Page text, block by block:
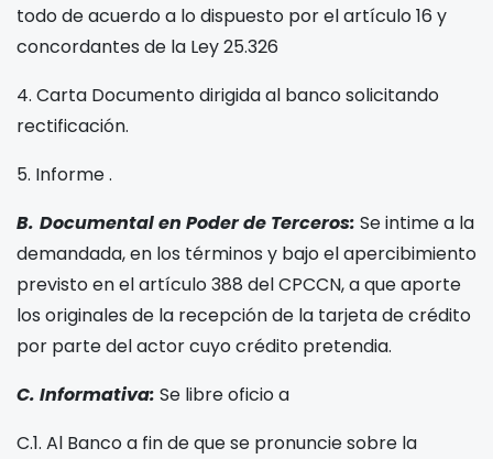
todo de acuerdo a lo dispuesto por el artículo 16 y
concordantes de la Ley 25.326
4. Carta Documento dirigida al bancosolicitando
rectificación.
5. Informe.
B. Documental en Poder de Terceros: Se intime a la
demandada, en los términos y bajo el apercibimiento
previsto en el artículo 388 del CPCCN, a que aporte
los originales de la recepción de la tarjeta de crédito
por parte del actor cuyo crédito pretendia.
C. Informativa: Se libre oficio a
C.1. Al Bancoa fin de que se pronuncie sobre la